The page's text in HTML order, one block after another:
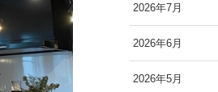
2026年7月
2026年6月
2026年5月